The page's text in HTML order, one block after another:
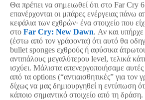
Θα πρέπει να σημειωθεί ότι στο Far Cry 6
επανέρχονται οι μπάρες ενέργειας πάνω
κεφάλια των εχθρών· ένα στοιχείο που
στο Far Cry: New Dawn. Αν και
(έστω από τον γράφοντα) ότι αυτό θα
bullet sponges εχθρούς ή αφύσικα
αντιπάλους μεγαλύτερου level, τελικά
ισχύει. Μάλιστα απενεργοποιήσαμε αυτές
από τα options (“αντιαισθητικές” για
δίχως να μας δημιουργηθεί η εντύπωση
κάποιο σημαντικό στοιχείο από τη δράση.